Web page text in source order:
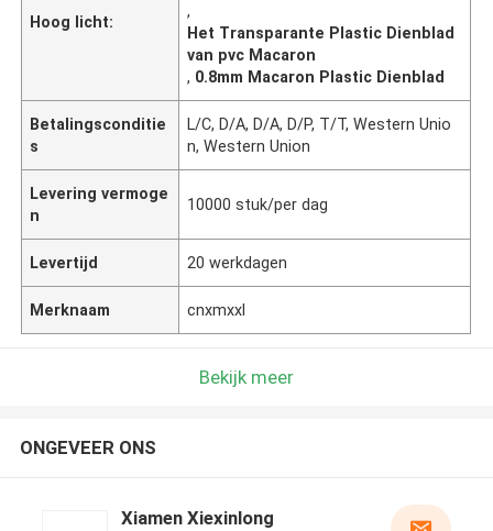
Hoog licht:
,
Het Transparante Plastic Dienblad
van pvc Macaron
, 0.8mm Macaron Plastic Dienblad
Betalingsconditie
s
L/C, D/A, D/A, D/P, T/T, Western Unio
n, Western Union
Levering vermoge
n
10000 stuk/per dag
Levertijd 20 werkdagen
Merknaam cnxmxxl
Bekijk meer
ONGEVEER ONS
Xiamen Xiexinlong